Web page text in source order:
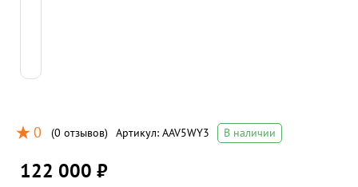
0 (0 отзывов) Артикул: AAV5WY3 В наличии
122 000 ₽